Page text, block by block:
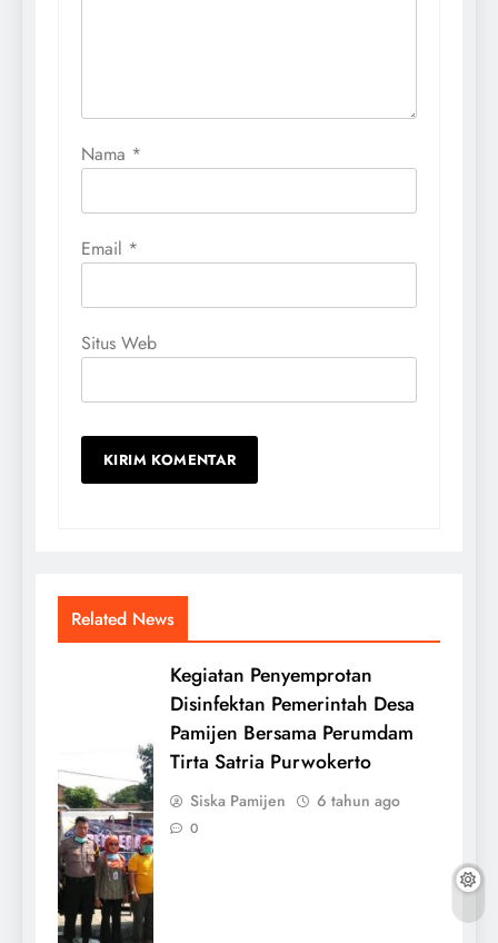
Nama *
Email *
Situs Web
Related News
Kegiatan Penyemprotan
Disinfektan Pemerintah Desa
Pamijen Bersama Perumdam
Tirta Satria Purwokerto
Siska Pamijen 6 tahun ago
0